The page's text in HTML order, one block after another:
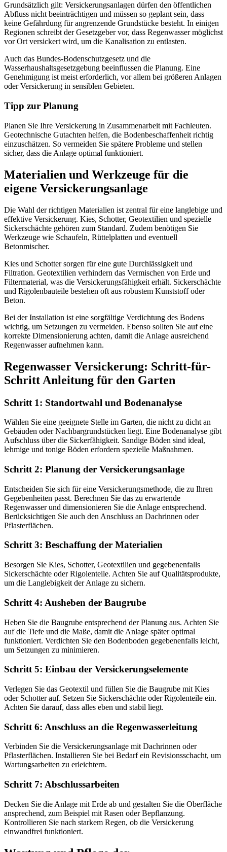
Grundsätzlich gilt: Versickerungsanlagen dürfen den öffentlichen
Abfluss nicht beeinträchtigen und müssen so geplant sein, dass
keine Gefährdung für angrenzende Grundstücke besteht. In einigen
Regionen schreibt der Gesetzgeber vor, dass Regenwasser möglichst
vor Ort versickert wird, um die Kanalisation zu entlasten.
Auch das Bundes-Bodenschutzgesetz und die
Wasserhaushaltsgesetzgebung beeinflussen die Planung. Eine
Genehmigung ist meist erforderlich, vor allem bei größeren Anlagen
oder Versickerung in sensiblen Gebieten.
Tipp zur Planung
Planen Sie Ihre Versickerung in Zusammenarbeit mit Fachleuten.
Geotechnische Gutachten helfen, die Bodenbeschaffenheit richtig
einzuschätzen. So vermeiden Sie spätere Probleme und stellen
sicher, dass die Anlage optimal funktioniert.
Materialien und Werkzeuge für die
eigene Versickerungsanlage
Die Wahl der richtigen Materialien ist zentral für eine langlebige und
effektive Versickerung. Kies, Schotter, Geotextilien und spezielle
Sickerschächte gehören zum Standard. Zudem benötigen Sie
Werkzeuge wie Schaufeln, Rüttelplatten und eventuell
Betonmischer.
Kies und Schotter sorgen für eine gute Durchlässigkeit und
Filtration. Geotextilien verhindern das Vermischen von Erde und
Filtermaterial, was die Versickerungsfähigkeit erhält. Sickerschächte
und Rigolenbauteile bestehen oft aus robustem Kunststoff oder
Beton.
Bei der Installation ist eine sorgfältige Verdichtung des Bodens
wichtig, um Setzungen zu vermeiden. Ebenso sollten Sie auf eine
korrekte Dimensionierung achten, damit die Anlage ausreichend
Regenwasser aufnehmen kann.
Regenwasser Versickerung: Schritt-für-
Schritt Anleitung für den Garten
Schritt 1: Standortwahl und Bodenanalyse
Wählen Sie eine geeignete Stelle im Garten, die nicht zu dicht an
Gebäuden oder Nachbargrundstücken liegt. Eine Bodenanalyse gibt
Aufschluss über die Sickerfähigkeit. Sandige Böden sind ideal,
lehmige und tonige Böden erfordern spezielle Maßnahmen.
Schritt 2: Planung der Versickerungsanlage
Entscheiden Sie sich für eine Versickerungsmethode, die zu Ihren
Gegebenheiten passt. Berechnen Sie das zu erwartende
Regenwasser und dimensionieren Sie die Anlage entsprechend.
Berücksichtigen Sie auch den Anschluss an Dachrinnen oder
Pflasterflächen.
Schritt 3: Beschaffung der Materialien
Besorgen Sie Kies, Schotter, Geotextilien und gegebenenfalls
Sickerschächte oder Rigolenteile. Achten Sie auf Qualitätsprodukte,
um die Langlebigkeit der Anlage zu sichern.
Schritt 4: Ausheben der Baugrube
Heben Sie die Baugrube entsprechend der Planung aus. Achten Sie
auf die Tiefe und die Maße, damit die Anlage später optimal
funktioniert. Verdichten Sie den Bodenboden gegebenenfalls leicht,
um Setzungen zu minimieren.
Schritt 5: Einbau der Versickerungselemente
Verlegen Sie das Geotextil und füllen Sie die Baugrube mit Kies
oder Schotter auf. Setzen Sie Sickerschächte oder Rigolenteile ein.
Achten Sie darauf, dass alles eben und stabil liegt.
Schritt 6: Anschluss an die Regenwasserleitung
Verbinden Sie die Versickerungsanlage mit Dachrinnen oder
Pflasterflächen. Installieren Sie bei Bedarf ein Revisionsschacht, um
Wartungsarbeiten zu erleichtern.
Schritt 7: Abschlussarbeiten
Decken Sie die Anlage mit Erde ab und gestalten Sie die Oberfläche
ansprechend, zum Beispiel mit Rasen oder Bepflanzung.
Kontrollieren Sie nach starkem Regen, ob die Versickerung
einwandfrei funktioniert.